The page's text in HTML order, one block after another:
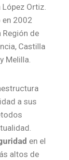
Ortiz.
en 2002
Región de
Castilla
Melilla.
a sus
en el
altos de